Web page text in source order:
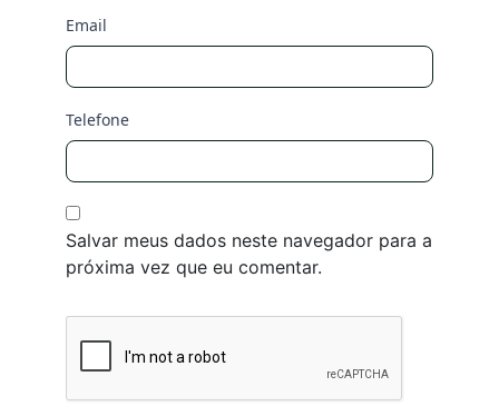
Email
Telefone
Salvar meus dados neste navegador para a
próxima vez que eu comentar.